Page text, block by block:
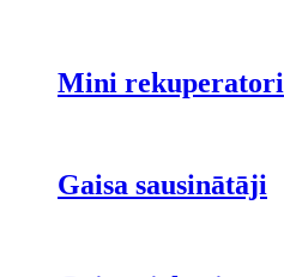
Mini rekuperatori
Gaisa sausinātāji